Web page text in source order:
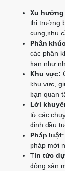
Xu
thị trường
cung,nhu
Phân
các phân
hạn như
Khu vực:
khu vực,
bạn quan
Lời
từ các
định đầu
Pháp luật:
pháp mới
Tin tức
động sản